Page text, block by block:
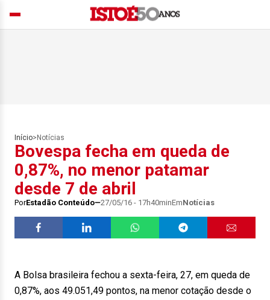
Início> Notícias
Bovespa fecha em queda de
0,87%, no menor patamar
desde 7 de abril
PorEstadão Conteúdo 27/05/16 - 17h40minEmNotícias
A Bolsa brasileira fechou a sexta-feira, 27, em queda de
0,87%, aos 49.051,49 pontos, na menor cotação desde o